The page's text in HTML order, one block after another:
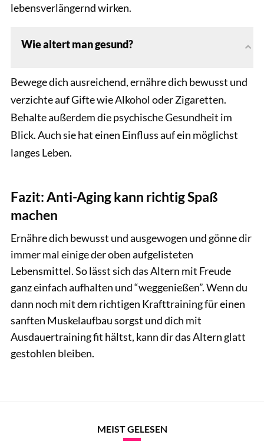
lebensverlängernd wirken.
Wie altert man gesund?
Bewege dich ausreichend, ernähre dich bewusst und
verzichte auf Gifte wie Alkohol oder Zigaretten.
Behalte außerdem die psychische Gesundheit im
Blick. Auch sie hat einen Einfluss auf ein möglichst
langes Leben.
Fazit: Anti-Aging kann richtig Spaß
machen
Ernähre dich bewusst und ausgewogen und gönne dir
immer mal einige der oben aufgelisteten
Lebensmittel. So lässt sich das Altern mit Freude
ganz einfach aufhalten und “weggenießen”. Wenn du
dann noch mit dem richtigen Krafttraining für einen
sanften Muskelaufbau sorgst und dich mit
Ausdauertraining fit hältst, kann dir das Altern glatt
gestohlen bleiben.
MEIST GELESEN